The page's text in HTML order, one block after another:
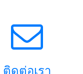
ติดต่อเรา